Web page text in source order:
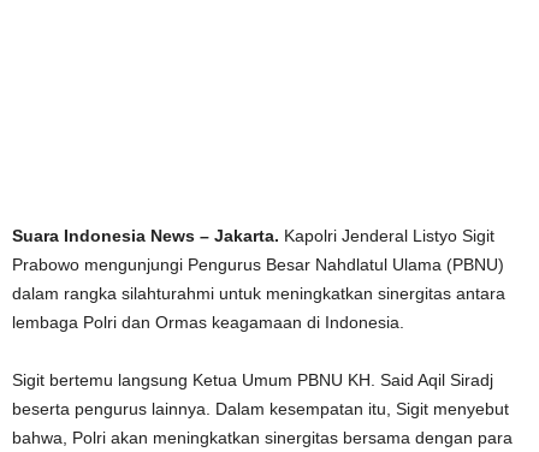
Suara Indonesia News – Jakarta. Kapolri Jenderal Listyo Sigit
Prabowo mengunjungi Pengurus Besar Nahdlatul Ulama (PBNU)
dalam rangka silahturahmi untuk meningkatkan sinergitas antara
lembaga Polri dan Ormas keagamaan di Indonesia.
Sigit bertemu langsung Ketua Umum PBNU KH. Said Aqil Siradj
beserta pengurus lainnya. Dalam kesempatan itu, Sigit menyebut
bahwa, Polri akan meningkatkan sinergitas bersama dengan para